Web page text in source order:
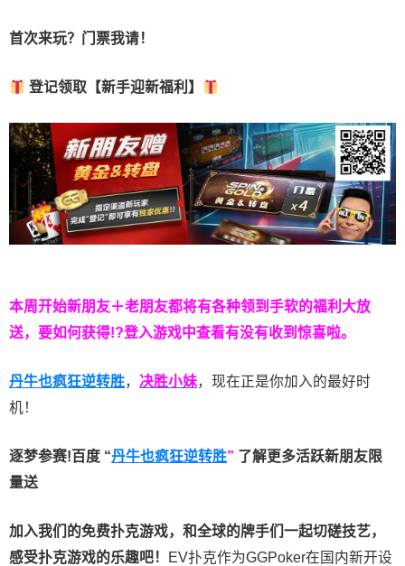
首次来玩？门票我请！
登记领取【新手迎新福利】
本周开始新朋友＋老朋友都将有各种领到手软的福利大放
送，要如何获得!?登入游戏中查看有没有收到惊喜啦。
丹牛也疯狂逆转胜， 决胜小妹，现在正是你加入的最好时
机！
逐梦参赛!百度 “丹牛也疯狂逆转胜” 了解更多活跃新朋友限
量送
加入我们的免费扑克游戏，和全球的牌手们一起切磋技艺，
感受扑克游戏的乐趣吧！
EV扑克作为GGPoker在国内新开设